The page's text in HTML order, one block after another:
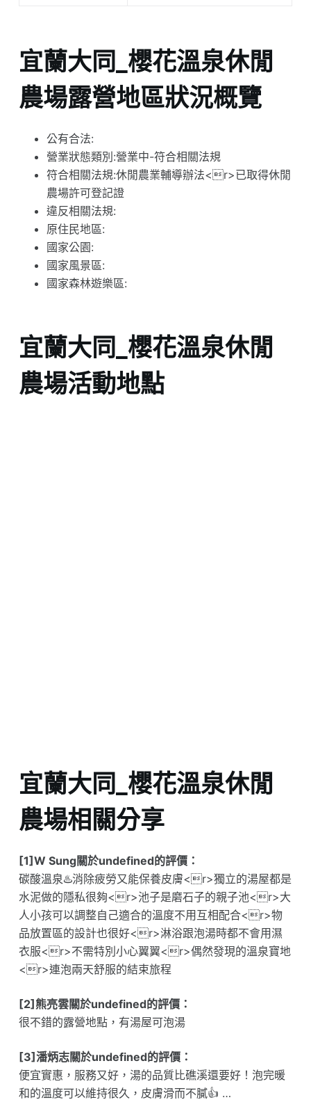
宜蘭大同_櫻花溫泉休閒
農場露營地區狀況概覽
公有合法:
營業狀態類別:營業中-符合相關法規
符合相關法規:休閒農業輔導辦法<r>已取得休閒
農場許可登記證
違反相關法規:
原住民地區:
國家公園:
國家風景區:
國家森林遊樂區:
宜蘭大同_櫻花溫泉休閒
農場活動地點
宜蘭大同_櫻花溫泉休閒
農場相關分享
[1]W Sung關於undefined的評價：
碳酸溫泉♨️消除疲勞又能保養皮膚<r>獨立的湯屋都是
水泥做的隱私很夠<r>池子是磨石子的親子池<r>大
人小孩可以調整自己適合的溫度不用互相配合<r>物
品放置區的設計也很好<r>淋浴跟泡湯時都不會用濕
衣服<r>不需特別小心翼翼<r>偶然發現的溫泉寶地
<r>連泡兩天舒服的結束旅程
[2]熊亮雲關於undefined的評價：
很不錯的露營地點，有湯屋可泡湯
[3]潘炳志關於undefined的評價：
便宜實惠，服務又好，湯的品質比礁溪還要好！泡完暖
和的溫度可以維持很久，皮膚滑而不膩👍 …